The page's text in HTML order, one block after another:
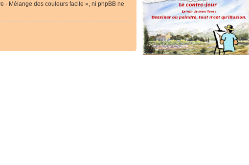
- Mélange des couleurs facile », ni phpBB ne